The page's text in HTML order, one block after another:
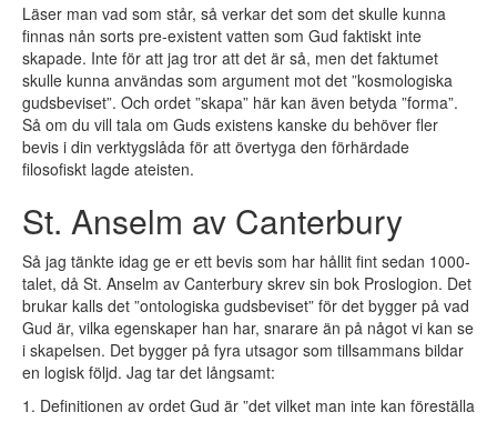
Läser man vad som står, så verkar det som det skulle kunna
finnas nån sorts pre-existent vatten som Gud faktiskt inte
skapade. Inte för att jag tror att det är så, men det faktumet
skulle kunna användas som argument mot det ”kosmologiska
gudsbeviset”. Och ordet ”skapa” här kan även betyda ”forma”.
Så om du vill tala om Guds existens kanske du behöver fler
bevis i din verktygslåda för att övertyga den förhärdade
filosofiskt lagde ateisten.
St. Anselm av Canterbury
Så jag tänkte idag ge er ett bevis som har hållit fint sedan 1000-
talet, då St. Anselm av Canterbury skrev sin bok Proslogion. Det
brukar kalls det ”ontologiska gudsbeviset” för det bygger på vad
Gud är, vilka egenskaper han har, snarare än på något vi kan se
i skapelsen. Det bygger på fyra utsagor som tillsammans bildar
en logisk följd. Jag tar det långsamt:
1. Definitionen av ordet Gud är ”det vilket man inte kan föreställa